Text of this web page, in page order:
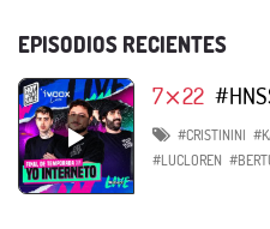
EPISODIOS RECIENTES
7⨯22
#CRISTININI
#LUCLOREN